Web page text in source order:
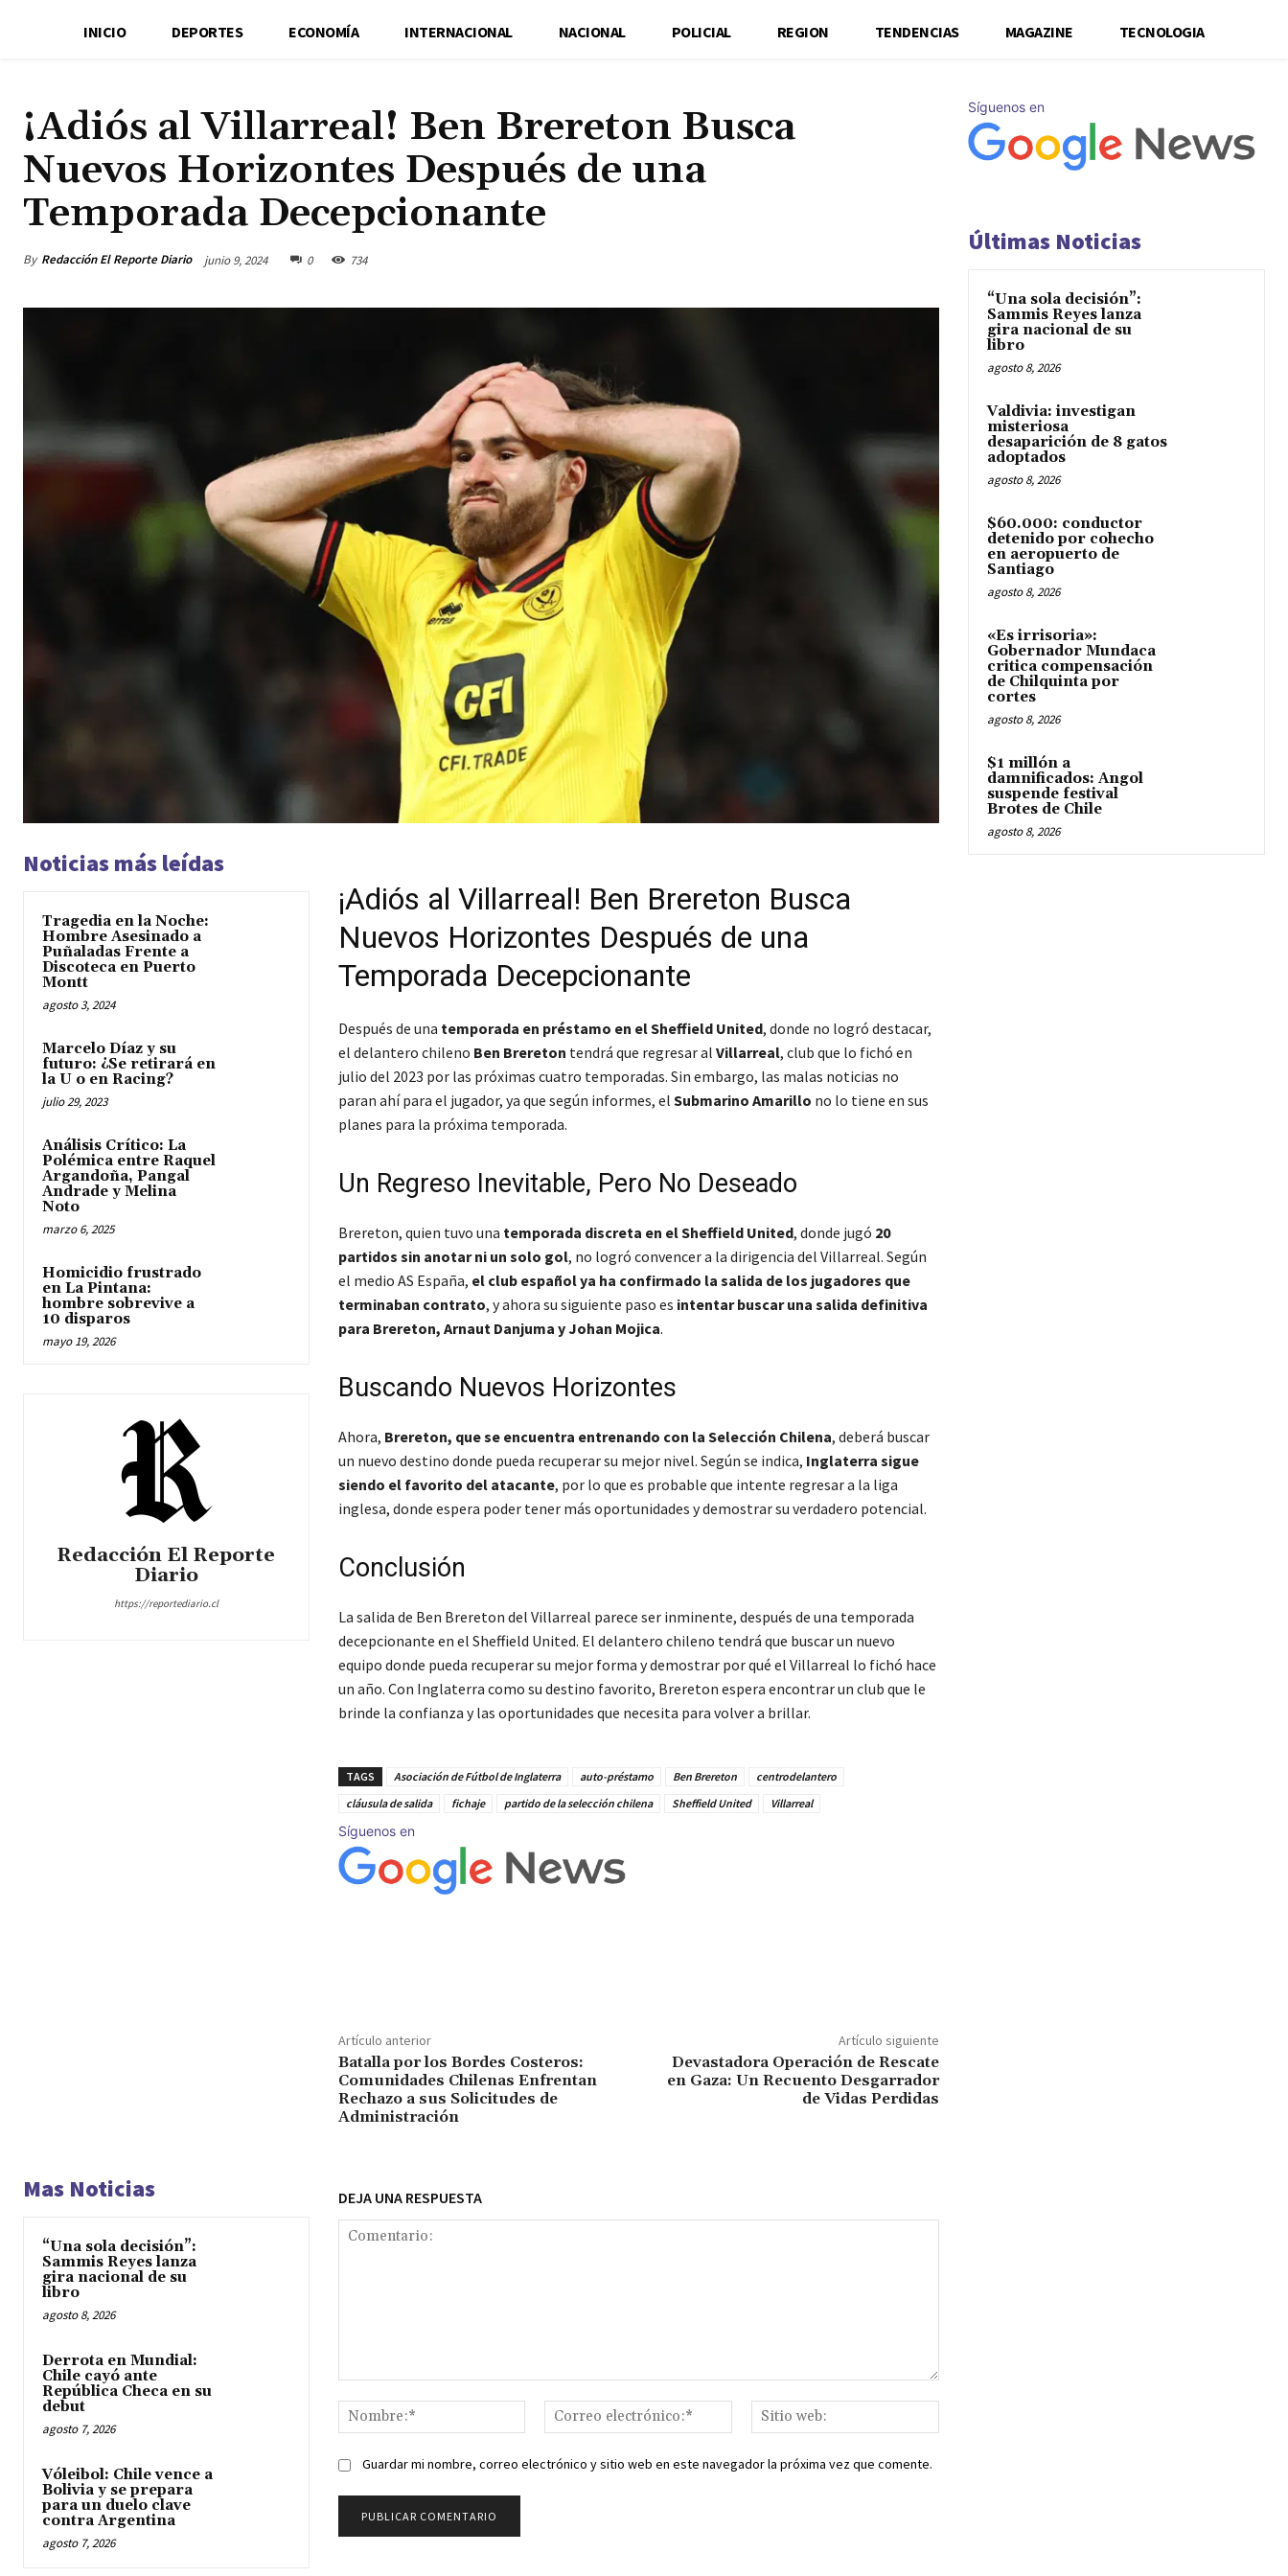
INICIO DEPORTES ECONOMÍA INTERNACIONAL NACIONAL POLICIAL REGION TENDENCIAS MAGAZINE TECNOLOGIA
¡Adiós al Villarreal! Ben Brereton Busca
Nuevos Horizontes Después de una
Temporada Decepcionante
By Redacción El Reporte Diario junio 9, 2024 0 734
Noticias más leídas
Tragedia en la Noche:
Hombre Asesinado a
Puñaladas Frente a
Discoteca en Puerto
Montt
agosto 3, 2024
Marcelo Díaz y su
futuro: ¿Se retirará en
la U o en Racing?
julio 29, 2023
Análisis Crítico: La
Polémica entre Raquel
Argandoña, Pangal
Andrade y Melina
Noto
marzo 6, 2025
Homicidio frustrado
en La Pintana:
hombre sobrevive a
10 disparos
mayo 19, 2026
Redacción El Reporte
Diario
https://reportediario.cl
¡Adiós al Villarreal! Ben Brereton Busca
Nuevos Horizontes Después de una
Temporada Decepcionante
Después de una temporada en préstamo en el Sheffield United, donde no logró destacar,
el delantero chileno Ben Brereton tendrá que regresar al Villarreal, club que lo fichó en
julio del 2023 por las próximas cuatro temporadas. Sin embargo, las malas noticias no
paran ahí para el jugador, ya que según informes, el Submarino Amarillo no lo tiene en sus
planes para la próxima temporada.
Un Regreso Inevitable, Pero No Deseado
Brereton, quien tuvo una temporada discreta en el Sheffield United, donde jugó 20
partidos sin anotar ni un solo gol, no logró convencer a la dirigencia del Villarreal. Según
el medio AS España, el club español ya ha confirmado la salida de los jugadores que
terminaban contrato, y ahora su siguiente paso es intentar buscar una salida definitiva
para Brereton, Arnaut Danjuma y Johan Mojica.
Buscando Nuevos Horizontes
Ahora, Brereton, que se encuentra entrenando con la Selección Chilena, deberá buscar
un nuevo destino donde pueda recuperar su mejor nivel. Según se indica, Inglaterra sigue
siendo el favorito del atacante, por lo que es probable que intente regresar a la liga
inglesa, donde espera poder tener más oportunidades y demostrar su verdadero potencial.
Conclusión
La salida de Ben Brereton del Villarreal parece ser inminente, después de una temporada
decepcionante en el Sheffield United. El delantero chileno tendrá que buscar un nuevo
equipo donde pueda recuperar su mejor forma y demostrar por qué el Villarreal lo fichó hace
un año. Con Inglaterra como su destino favorito, Brereton espera encontrar un club que le
brinde la confianza y las oportunidades que necesita para volver a brillar.
TAGS Asociación de Fútbol de Inglaterra auto-préstamo Ben Brereton
centrodelantero
cláusula de salida
fichaje partido de la selección chilena Sheffield United Villarreal
Síguenos en
Artículo anterior
Batalla por los Bordes Costeros:
Comunidades Chilenas Enfrentan
Rechazo a sus Solicitudes de
Administración
Artículo siguiente
Devastadora Operación de Rescate
en Gaza: Un Recuento Desgarrador
de Vidas Perdidas
Mas Noticias
“Una sola decisión”:
Sammis Reyes lanza
gira nacional de su
libro
agosto 8, 2026
Derrota en Mundial:
Chile cayó ante
República Checa en su
debut
agosto 7, 2026
Vóleibol: Chile vence a
Bolivia y se prepara
para un duelo clave
contra Argentina
agosto 7, 2026
DEJA UNA RESPUESTA
Nombre:*
Correo
electrónico:*
web:
Guardar mi nombre, correo electrónico y sitio web en este navegador la próxima vez que comente.
Síguenos en
Últimas Noticias
“Una sola decisión”:
Sammis Reyes lanza
gira nacional de su
libro
agosto 8, 2026
Valdivia: investigan
misteriosa
desaparición de 8 gatos
adoptados
agosto 8, 2026
$60.000: conductor
detenido por cohecho
en aeropuerto de
Santiago
agosto 8, 2026
«Es irrisoria»:
Gobernador Mundaca
critica compensación
de Chilquinta por
cortes
agosto 8, 2026
$1 millón a
damnificados: Angol
suspende festival
Brotes de Chile
agosto 8, 2026